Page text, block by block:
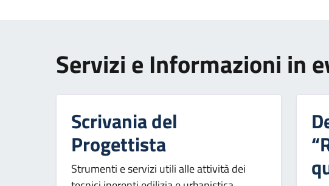
Servizi e Informazioni in
Scrivania del
Progettista
Strumenti e servizi utili alle attività dei